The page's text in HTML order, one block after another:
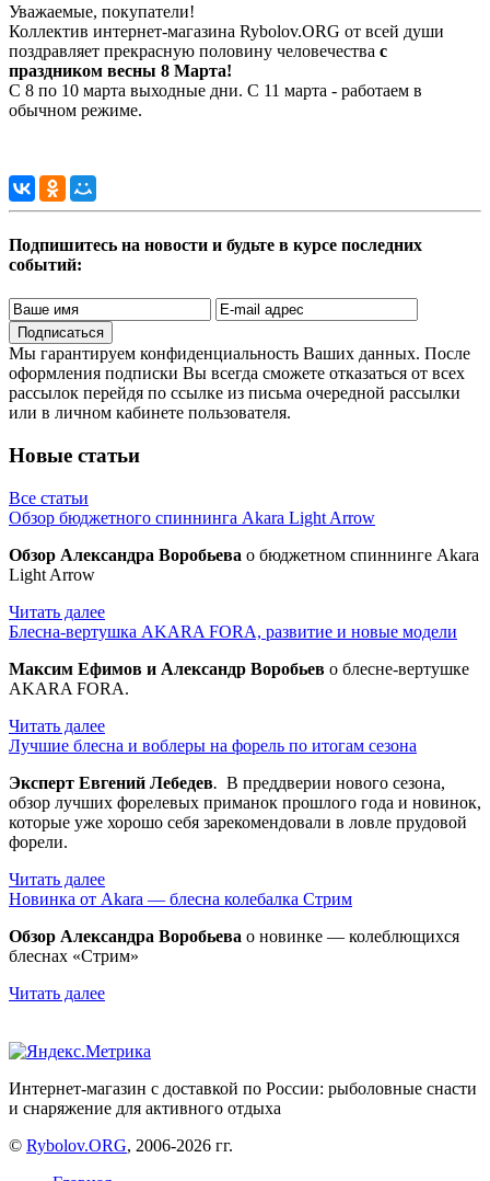
Уважаемые, покупатели!
Коллектив интернет-магазина Rybolov.ORG от всей души
поздравляет прекрасную половину человечества с
праздником весны 8 Марта!
C 8 по 10 марта выходные дни. С 11 марта - работаем в
обычном режиме.
Подпишитесь на новости и будьте в курсе последних
событий:
Подписаться
Мы гарантируем конфиденциальность Ваших данных. После
оформления подписки Вы всегда сможете отказаться от всех
рассылок перейдя по ссылке из письма очередной рассылки
или в личном кабинете пользователя.
Новые статьи
Все статьи
Обзор бюджетного спиннинга Akara Light Arrow
Обзор Александра Воробьева о бюджетном спиннинге Akara
Light Arrow
Читать далее
Блесна-вертушка AKARA FORA, развитие и новые модели
Максим Ефимов и Александр Воробьев о блесне-вертушке
AKARA FORA.
Читать далее
Лучшие блесна и воблеры на форель по итогам сезона
Эксперт Евгений Лебедев. В преддверии нового сезона,
обзор лучших форелевых приманок прошлого года и новинок,
которые уже хорошо себя зарекомендовали в ловле прудовой
форели.
Читать далее
Новинка от Akara — блесна колебалка Стрим
Обзор Александра Воробьева о новинке — колеблющихся
блеснах «Стрим»
Читать далее
Интернет-магазин с доставкой по России: рыболовные снасти
и снаряжение для активного отдыха
© Rybolov.ORG, 2006-2026 гг.